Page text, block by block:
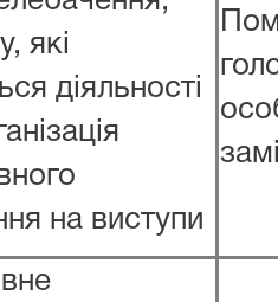
які
діяльності
на виступи